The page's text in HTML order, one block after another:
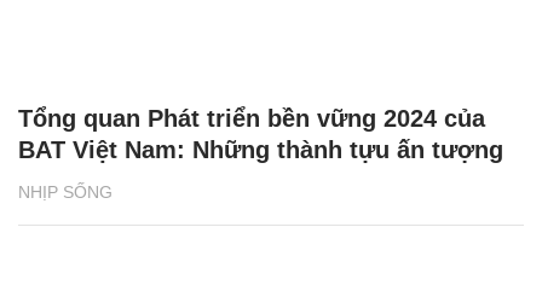
NHỊP SỐNG
Tổng quan Phát triển bền vững 2024 của
BAT Việt Nam: Những thành tựu ấn tượng